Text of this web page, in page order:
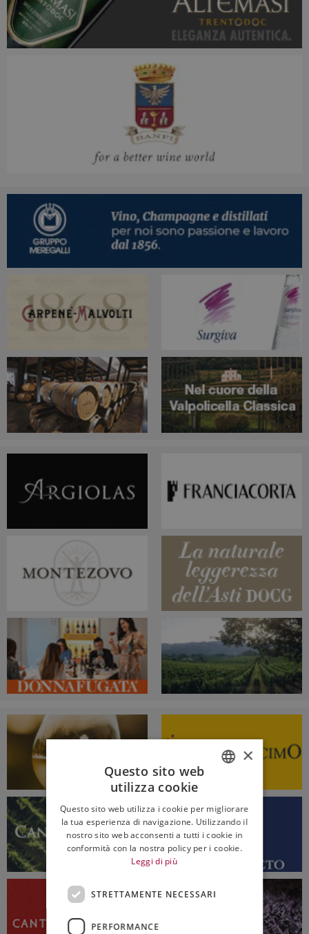
ENGLISH
×
Questo sito web
utilizza cookie
Questo sito web utilizza i cookie per migliorare
la tua esperienza di navigazione. Utilizzando il
nostro sito web acconsenti a tutti i cookie in
conformità con la nostra policy per i cookie.
Leggi di più
STRETTAMENTE NECESSARI
PERFORMANCE